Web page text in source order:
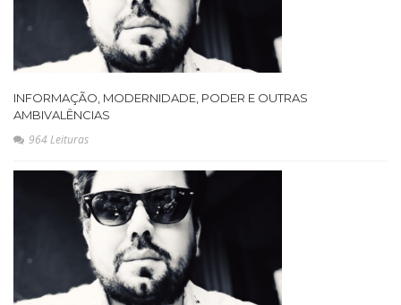
INFORMAÇÃO, MODERNIDADE, PODER E OUTRAS
AMBIVALÊNCIAS
964 Leituras